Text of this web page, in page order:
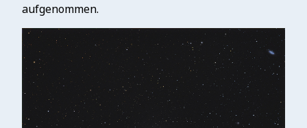
aufgenommen.